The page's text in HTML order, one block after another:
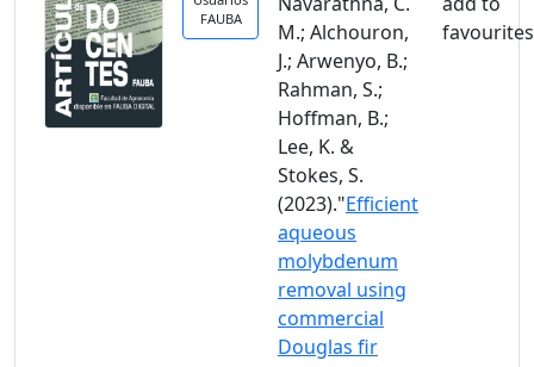
FAUBA
M.; Alchouron,
J.; Arwenyo, B.;
Rahman, S.;
Hoffman, B.;
Lee, K. &
Stokes, S.
(2023)."Efficient
aqueous
molybdenum
removal using
commercial
Douglas fir